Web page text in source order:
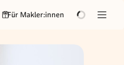
Für Makler:innen